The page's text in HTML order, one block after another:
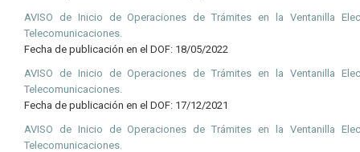
AVISO de Inicio de Operaciones de Trámites en la Ventanilla
Telecomunicaciones.
Fecha de publicación en el DOF: 18/05/2022
AVISO de Inicio de Operaciones de Trámites en la Ventanilla
Telecomunicaciones.
Fecha de publicación en el DOF: 17/12/2021
AVISO de Inicio de Operaciones de Trámites en la Ventanilla
Telecomunicaciones.